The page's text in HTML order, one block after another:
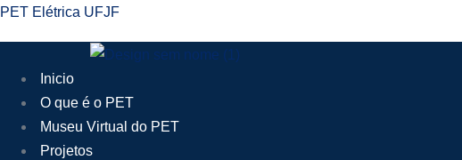
PET Elétrica UFJF
Menu
Inicio
O que é o PET
Museu Virtual do PET
Projetos